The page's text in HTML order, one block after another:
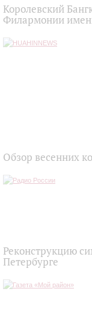
Королевский
Филармонии
Обзор весенних
Реконструкцию
Петербурге